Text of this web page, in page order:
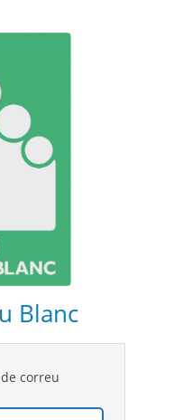
Blanc
correu